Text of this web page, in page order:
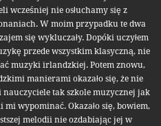
wcześniej nie osłuchamy się z
W moim przypadku te dwa
się wykluczały. Dopóki uczyłem
przede wszystkim klasyczną, nie
muzyki irlandzkiej. Potem znowu,
manierami okazało się, że nie
tak szkole muzycznej jak
wypominać. Okazało się, bowiem,
melodii nie ozdabiając jej w